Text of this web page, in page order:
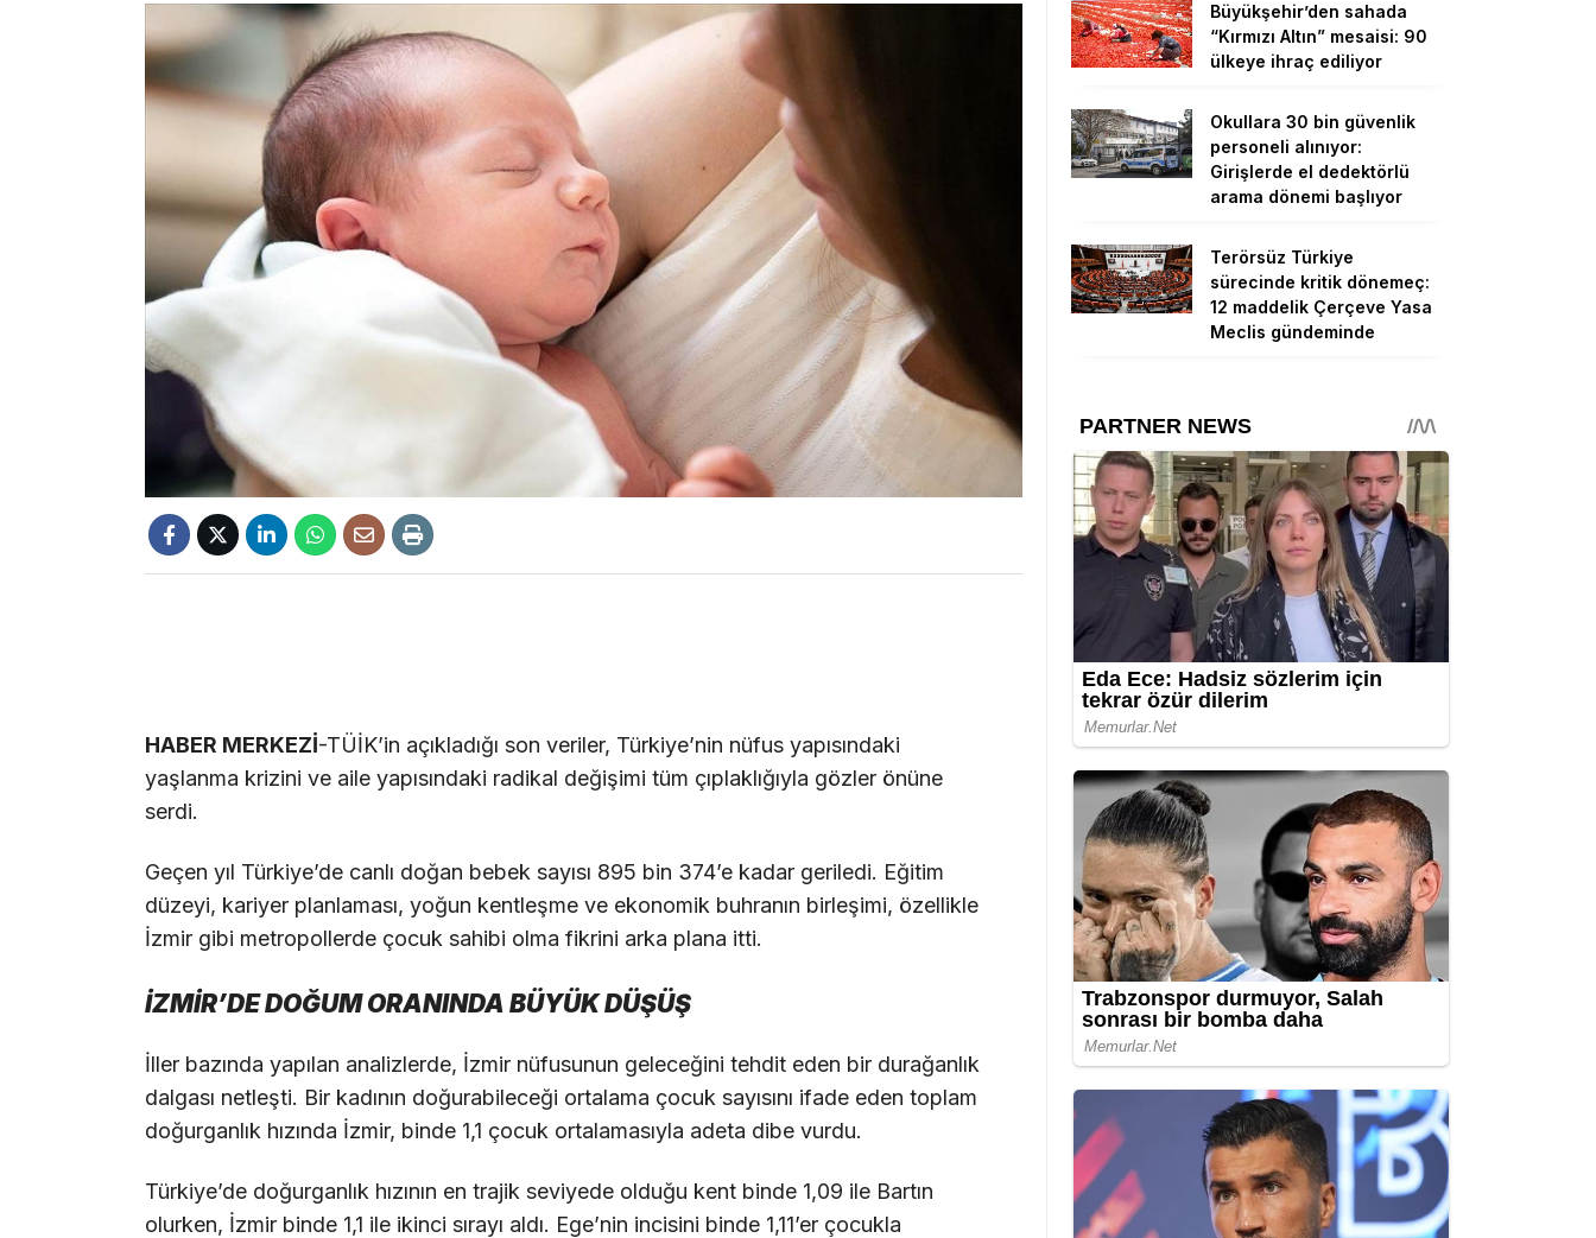
HABER MERKEZİ-TÜİK’in açıkladığı son veriler, Türkiye’nin nüfus yapısındaki
yaşlanma krizini ve aile yapısındaki radikal değişimi tüm çıplaklığıyla gözler önüne
serdi.
Geçen yıl Türkiye’de canlı doğan bebek sayısı 895 bin 374’e kadar geriledi. Eğitim
düzeyi, kariyer planlaması, yoğun kentleşme ve ekonomik buhranın birleşimi, özellikle
İzmir gibi metropollerde çocuk sahibi olma fikrini arka plana itti.
İZMİR’DE DOĞUM ORANINDA BÜYÜK DÜŞÜŞ
İller bazında yapılan analizlerde, İzmir nüfusunun geleceğini tehdit eden bir durağanlık
dalgası netleşti. Bir kadının doğurabileceği ortalama çocuk sayısını ifade eden toplam
doğurganlık hızında İzmir, binde 1,1 çocuk ortalamasıyla adeta dibe vurdu.
Türkiye’de doğurganlık hızının en trajik seviyede olduğu kent binde 1,09 ile Bartın
olurken, İzmir binde 1,1 ile ikinci sırayı aldı. Ege’nin incisini binde 1,11’er çocukla
Büyükşehir’den sahada
“Kırmızı Altın” mesaisi: 90
ülkeye ihraç ediliyor
Okullara 30 bin güvenlik
personeli alınıyor:
Girişlerde el dedektörlü
arama dönemi başlıyor
Terörsüz Türkiye
sürecinde kritik dönemeç:
12 maddelik Çerçeve Yasa
Meclis gündeminde